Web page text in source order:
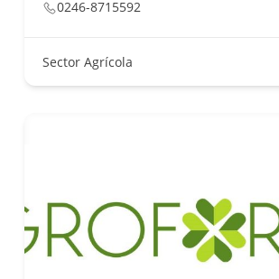
0246-8715592
Sector Agrícola